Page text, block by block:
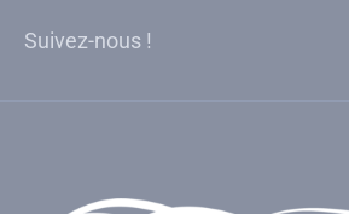
Suivez-nous !